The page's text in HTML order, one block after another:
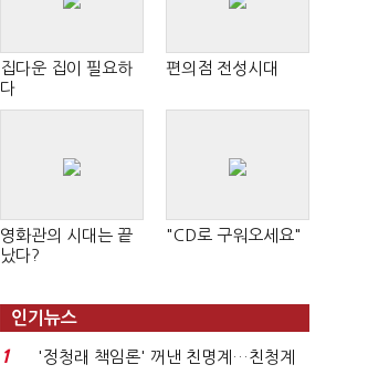
집다운 집이 필요하
다
편의점 전성시대
영화관의 시대는 끝
났다?
"CD로 구워오세요"
인기뉴스
1
'정청래 책임론' 꺼낸 친명계…친청계